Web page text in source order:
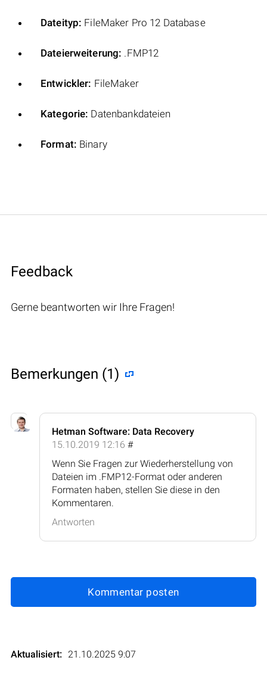
Dateityp: FileMaker Pro 12 Database
Dateierweiterung: .FMP12
Entwickler: FileMaker
Kategorie: Datenbankdateien
Format: Binary
Feedback
Gerne beantworten wir Ihre Fragen!
Bemerkungen (1)
Hetman Software: Data Recovery
15.10.2019 12:16 #
Wenn Sie Fragen zur Wiederherstellung von
Dateien im .FMP12-Format oder anderen
Formaten haben, stellen Sie diese in den
Kommentaren.
Antworten
Kommentar posten
Aktualisiert: 21.10.2025 9:07